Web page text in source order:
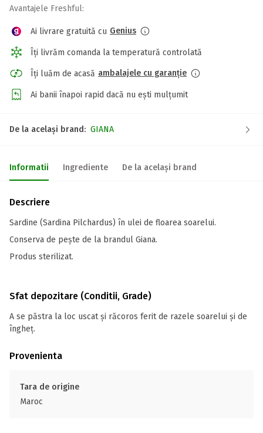
Avantajele Freshful:
Ai livrare gratuită cu Genius
Îți livrăm comanda la temperatură controlată
Îți luăm de acasă ambalajele cu garanție
Ai banii înapoi rapid dacă nu ești mulțumit
De la același brand: GIANA
Informatii Ingrediente De la același brand
Descriere
Sardine (Sardina Pilchardus) în ulei de floarea soarelui.
Conserva de pește de la brandul Giana.
Produs sterilizat.
Sfat depozitare (Conditii, Grade)
A se păstra la loc uscat și răcoros ferit de razele soarelui și de
îngheț.
Provenienta
Tara de origine
Maroc